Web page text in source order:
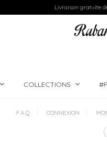
COLLECTIONS
F.A.Q CONNEXION
Livraison gratuite